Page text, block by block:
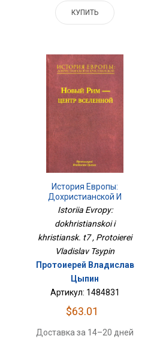
КУПИТЬ
История Европы:
Дохристианской И
Христианск. Т7
Istoriia Evropy:
dokhristianskoi i
khristiansk. t7 , Protoierei
Vladislav Tsypin
Протоиерей Владислав
Цыпин
Артикул: 1484831
$63.01
Доставка за 14–20 дней